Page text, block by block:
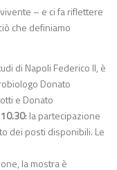
– e ci fa riflettere
che definiamo
di Napoli Federico II, è
Donato
e Donato
: la partecipazione
dei posti disponibili. Le
la mostra è